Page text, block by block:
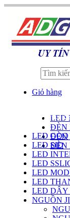
Giỏ hàng
LED
ĐÈN
ĐÈN
ĐÈN
DANH SÁCH
LED GOQ
LED SID
LED
LED
LED
LED
LED DÂY
NGUỒN